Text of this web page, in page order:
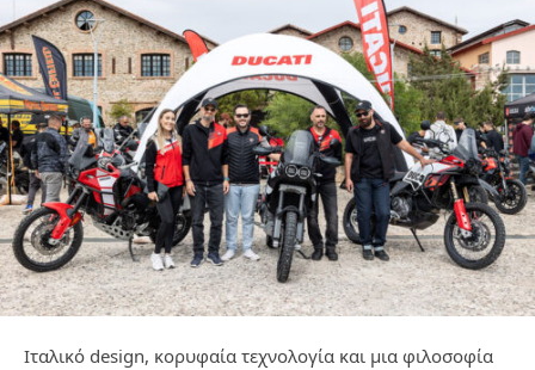
Ιταλικό design, κορυφαία τεχνολογία και μια φιλοσοφία